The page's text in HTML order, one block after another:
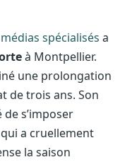
spécialisés a
à Montpellier.
une prolongation
de trois ans. Son
s’imposer
a cruellement
la saison